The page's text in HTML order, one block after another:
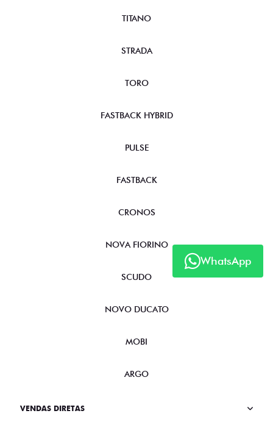
WhatsApp
TITANO
STRADA
TORO
FASTBACK HYBRID
PULSE
FASTBACK
CRONOS
NOVA FIORINO
SCUDO
NOVO DUCATO
MOBI
ARGO
VENDAS DIRETAS